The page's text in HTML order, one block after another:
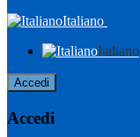
Italiano
Italiano
Accedi
Accedi